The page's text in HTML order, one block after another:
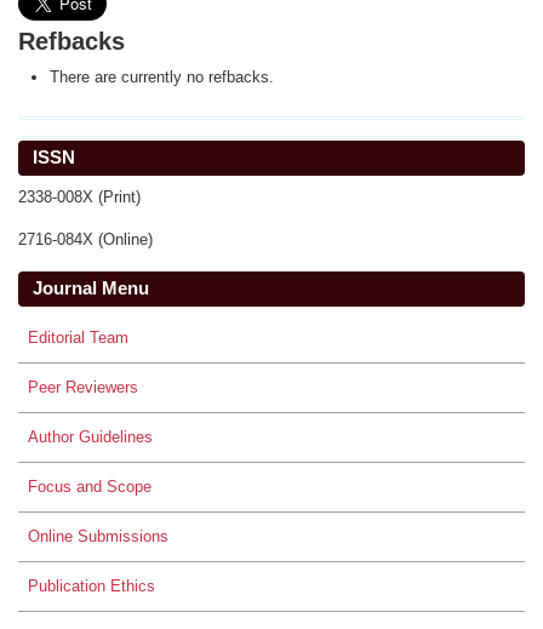
ISSN
2338-008X (Print)
2716-084X (Online)
Journal Menu
Editorial Team
Peer Reviewers
Author Guidelines
Focus and Scope
Online Submissions
Publication Ethics
Refbacks
There are currently no refbacks.